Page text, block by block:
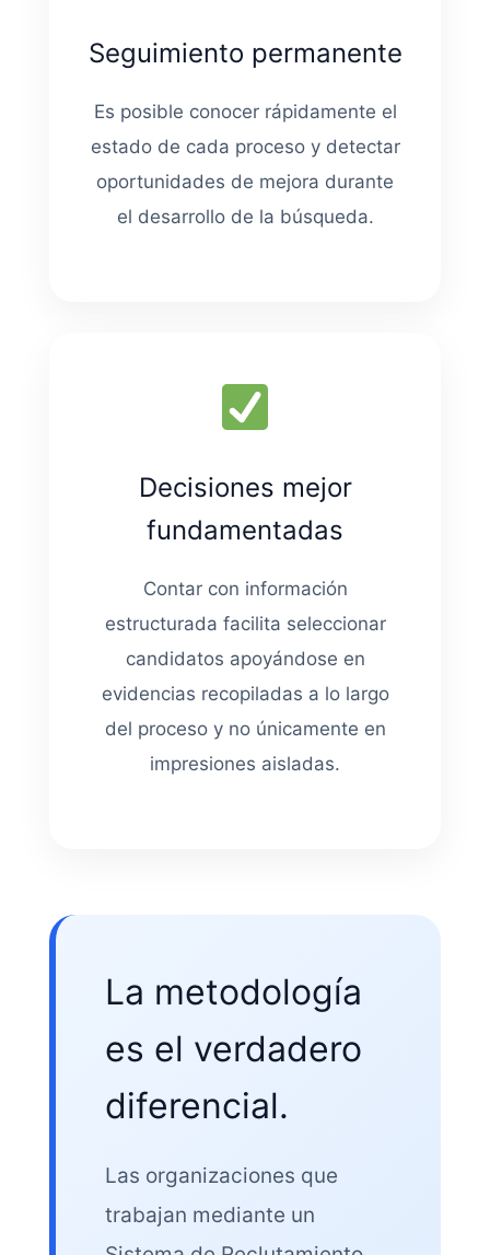
Seguimiento permanente
Es posible conocer rápidamente el
estado de cada proceso y detectar
oportunidades de mejora durante
el desarrollo de la búsqueda.
Decisiones mejor
fundamentadas
Contar con información
estructurada facilita seleccionar
candidatos apoyándose en
evidencias recopiladas a lo largo
del proceso y no únicamente en
impresiones aisladas.
La metodología
es el verdadero
diferencial.
Las organizaciones que
trabajan mediante un